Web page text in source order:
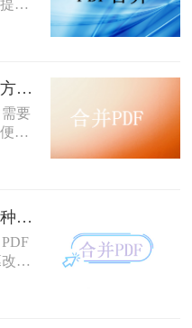
高
个
介
多个PDF文件怎么合并？3种方法，1分钟轻松搞定！!
要
于
pdf
两个PDF怎么合并成一个？3种方法，1分钟轻松搞定！
性
个
件